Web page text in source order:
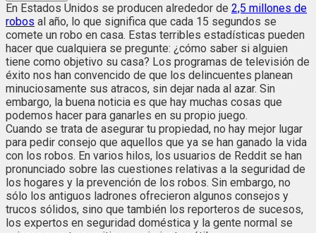
En Estados Unidos se producen alrededor de 2,5 millones de
robos al año, lo que significa que cada 15 segundos se
comete un robo en casa. Estas terribles estadísticas pueden
hacer que cualquiera se pregunte: ¿cómo saber si alguien
tiene como objetivo su casa? Los programas de televisión de
éxito nos han convencido de que los delincuentes planean
minuciosamente sus atracos, sin dejar nada al azar. Sin
embargo, la buena noticia es que hay muchas cosas que
podemos hacer para ganarles en su propio juego.
Cuando se trata de asegurar tu propiedad, no hay mejor lugar
para pedir consejo que aquellos que ya se han ganado la vida
con los robos. En varios hilos, los usuarios de Reddit se han
pronunciado sobre las cuestiones relativas a la seguridad de
los hogares y la prevención de los robos. Sin embargo, no
sólo los antiguos ladrones ofrecieron algunos consejos y
trucos sólidos, sino que también los reporteros de sucesos,
los expertos en seguridad doméstica y la gente normal se